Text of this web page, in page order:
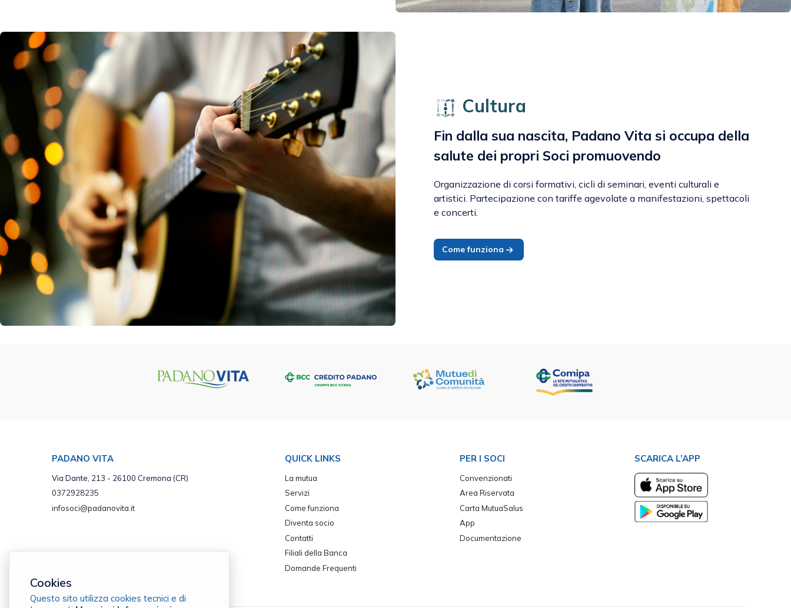
Cultura
Fin dalla sua nascita, Padano Vita si occupa della
salute dei propri Soci promuovendo
Organizzazione di corsi formativi, cicli di seminari, eventi culturali e
artistici. Partecipazione con tariffe agevolate a manifestazioni, spettacoli
e concerti.
Come funziona
PADANO VITA
Via Dante, 213 - 26100 Cremona (CR)
0372928235
infosoci@padanovita.it
QUICK LINKS
La mutua
Servizi
Come funziona
Diventa socio
Contatti
Filiali della Banca
Domande Frequenti
PER I SOCI
Convenzionati
Area Riservata
Carta MutuaSalus
App
Documentazione
SCARICA L’APP
Cookies
Questo sito utilizza cookies tecnici e di